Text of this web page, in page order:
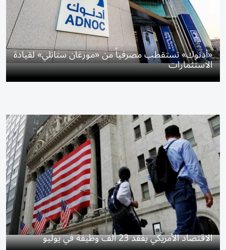
«أدنوك» تستقطب مصرفياً من «مورغان ستانلي» لقيادة
الاستثمارات
الاقتصاد الأمريكي يفقد 23 ألف وظيفة في يوليو